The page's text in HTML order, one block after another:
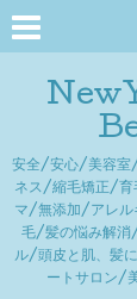
安全/安心/美容室
ネス/縮毛矯正/
マ/無添加/アレ
毛/髪の悩み解消
ル/頭皮と肌、髪
ートサロン